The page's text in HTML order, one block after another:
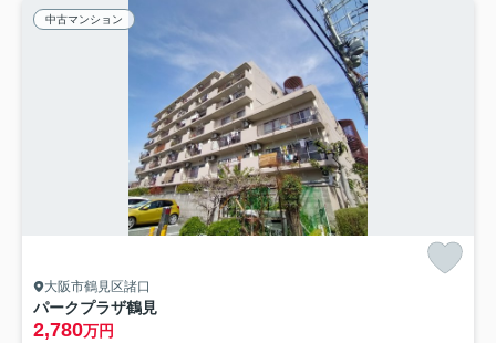
中古マンション
大阪市鶴見区諸口
パークプラザ鶴見
2,780万円